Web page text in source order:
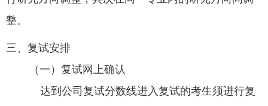
整。
三、复试安排
（一）复试网上确认
达到公司复试分数线进入复试的考生须进行复